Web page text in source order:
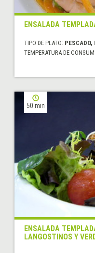
ENSALADA
TIPO DE PLATO:
TEMPERATURA DE
50 min
ENSALADA
LANGOSTINOS Y